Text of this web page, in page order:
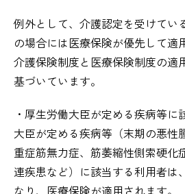
例外として、介護認定を受けてい
の場合には医療保険が優先して適
介護保険制度と医療保険制度の適
基づいています。
・厚生労働大臣が定める疾病等に
大臣が定める疾病等（末期の悪性
重症筋無力症、筋萎縮性側索硬化
連疾患など）に該当する利用者は
なり、医療保険が適用されます。